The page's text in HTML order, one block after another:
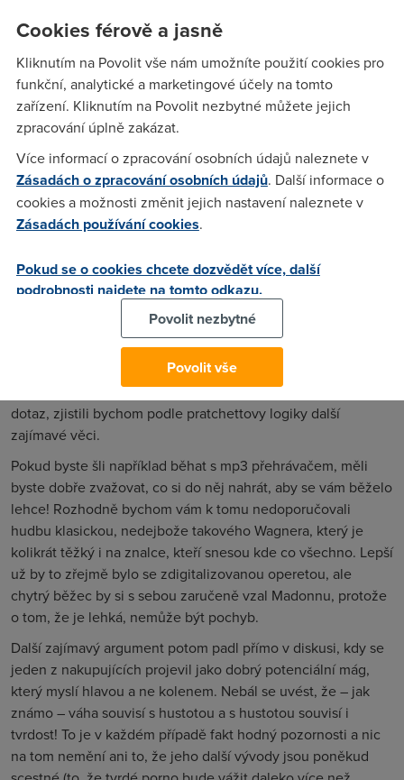
musí, a netvrďte mi že ne, protože moudrost něco váží od
fakt, že všichni, kteří tento článek čtou, už minimálně jednou
někomu sdělovali, kolik kilo má mail, tedy dopis, který
posílali elektronickou poštou! Pouhý mail přece běžně váží i
jedno kilo, zatímco dokument (dokument je podle významu
něco obsáhlejšího než dopis), i když je uložený v rtf, váží už
alespoň čtrnáct kilo!
V zásadě by to tedy mělo znamenat, že vezmeme-li čtrnáct
obálek s dopisy, měli bychom získat váhu ideálního
začátku!
Pokud bychom objevili prvek bylonebylium i na Zemi, mohli
bychom směle spřádat další a další hypotézy! Máme přece
žánry lehké a těžké (tady se zřejmě skutečně jedná o
dávnou paralelu např. s hmotností šestákového románu a
encyklopedii). Jenže pokud bychom brali v potaz onen
dotaz, zjistili bychom podle pratchettovy logiky další
zajímavé věci.
Pokud byste šli například běhat s mp3 přehrávačem, měli
byste dobře zvažovat, co si do něj nahrát, aby se vám běželo
lehce! Rozhodně bychom vám k tomu nedoporučovali
hudbu klasickou, nedejbože takového Wagnera, který je
kolikrát těžký i na znalce, kteří snesou kde co všechno. Lepší
už by to zřejmě bylo se zdigitalizovanou operetou, ale
chytrý běžec by si s sebou zaručeně vzal Madonnu, protože
o tom, že je lehká, nemůže být pochyb.
Další zajímavý argument potom padl přímo v diskusi, kdy se
jeden z nakupujících projevil jako dobrý potenciální mág,
který myslí hlavou a ne kolenem. Nebál se uvést, že – jak
známo – váha souvisí s hustotou a s hustotou souvisí i
tvrdost! To je v každém případě fakt hodný pozornosti a nic
na tom nemění ani to, že jeho další vývody jsou poněkud
Cookies férově a jasně
Kliknutím na Povolit vše nám umožníte použití cookies pro
funkční, analytické a marketingové účely na tomto
zařízení. Kliknutím na Povolit nezbytné můžete jejich
zpracování úplně zakázat.
Více informací o zpracování osobních údajů naleznete v
Zásadách o zpracování osobních údajů. Další informace o
cookies a možnosti změnit jejich nastavení naleznete v
Zásadách používání cookies.
Pokud se o cookies chcete dozvědět více, další
podrobnosti najdete na tomto odkazu.
Povolit nezbytné
Povolit vše